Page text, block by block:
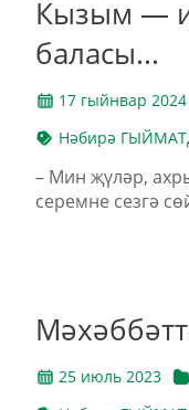
Кызым —
баласы...
17 гыйнвар 2024
Нәбирә
– Мин җүләр,
серемне сезгә
25 июль 2023